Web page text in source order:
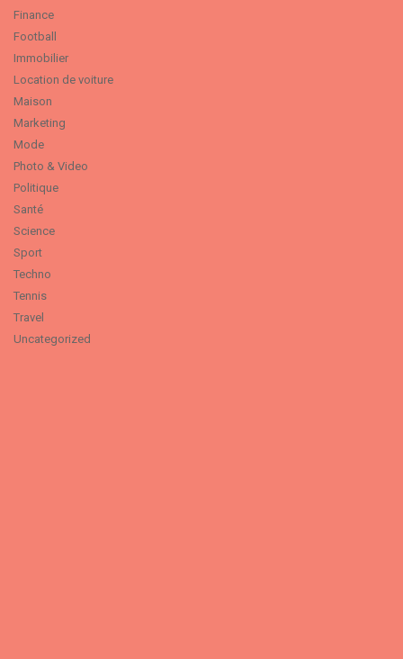
Finance
Football
Immobilier
Location de voiture
Maison
Marketing
Mode
Photo & Video
Politique
Santé
Science
Sport
Techno
Tennis
Travel
Uncategorized